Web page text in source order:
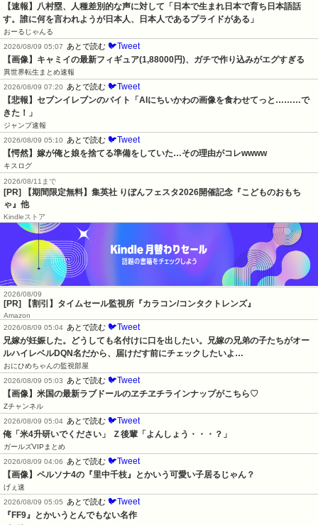
【速報】八村塁、人種差別的な声に対して「日本で生まれ日本で育ち日本語話
す。誰に何を言われようが日本人、日本人であるプライドがある」
おーるじゃんる
2026/08/09 05:07
あとで読む 🐦Tweet
【画像】キャミイの最新フィギュア(1,88000円)、ガチで作り込みがエグすぎる
異世界転生まとめ速報
2026/08/09 07:20
あとで読む 🐦Tweet
【悲報】セブンイレブンのバイト「AIにちいかわの画像を食わせてっと………で
きた！」
ジャンプ速報
2026/08/09 05:10
あとで読む 🐦Tweet
【愕然】嫁が俺と娘を捨てる準備をしていた…その理由がコレwwww
キスログ
2026/08/11まで
[PR] 【期間限定無料】集英社 りぼんフェスタ2026開催記念『こどものおもち
ゃ』他
Kindleストア
2026/08/09
[PR] 【割引】タイムセール監視所『カラコン/コンタクトレンズ』
Amazon
2026/08/09 05:04 あとで読む 🐦Tweet
兄嫁が妊娠した。どうしても名付けに口を出したい。兄嫁の兄弟の子たちがオー
ルハイレベルDQN名だから、届けだす前にチェックしたいよ…
おにひめちゃんの監視部屋
2026/08/09 05:03 あとで読む 🐦Tweet
【画像】米国の最新ラブドールのヱチヱチラインナップがこちら♡
Zチャンネル
2026/08/09 05:04 あとで読む 🐦Tweet
俺「米4升研いでください」 Ｚ後輩「よんしょう・・・？」
ガールズVIPまとめ
2026/08/09 04:06 あとで読む 🐦Tweet
【画像】ペルソナ4の『里中千枝』とかいう可愛い子居るじゃん？
げぇ速
2026/08/09 05:05 あとで読む 🐦Tweet
『FF9』とかいうとんでもない名作